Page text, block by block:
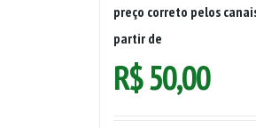
preço correto pelos
partir de
R$50,00